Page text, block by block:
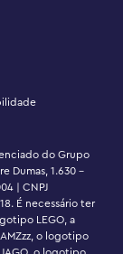
do Grupo
Dumas, 1.630 -
| CNPJ
É necessário ter
LEGO, a
o logotipo